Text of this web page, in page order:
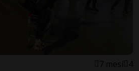
7 mesi 4